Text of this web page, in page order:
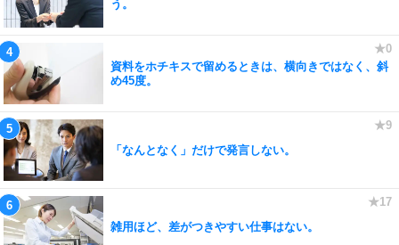
う。
資料をホチキスで留めるときは、横向きではなく、斜
め45度。
「なんとなく」だけで発言しない。
雑用ほど、差がつきやすい仕事はない。